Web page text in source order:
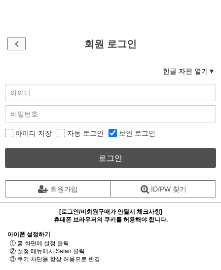
회원 로그인
한글 자판 열기
아이디 저장 자동 로그인 보안 로그인
로그인
회원가입 ID/PW 찾기
[로그인/비회원구매가 안될시 체크사항]
휴대폰 브라우저의 쿠키를 허용해야 합니다.
아이폰 설정하기
① 홈 화면에 설정 클릭
② 설정 메뉴에서 Safari 클릭
③ 쿠키 차단을 항상 허용으로 변경